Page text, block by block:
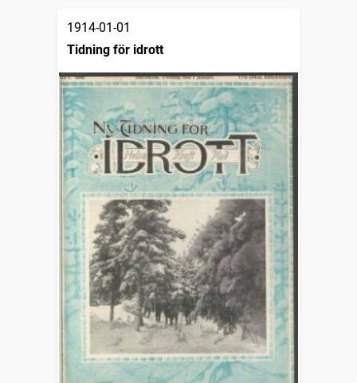
1914-01-01
Tidning för idrott